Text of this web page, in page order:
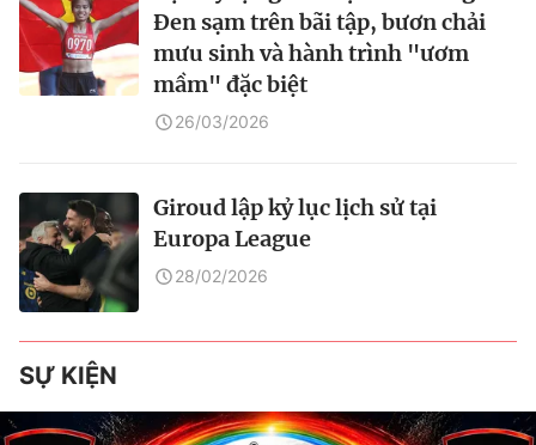
Đen sạm trên bãi tập, bươn chải
mưu sinh và hành trình "ươm
mầm" đặc biệt
26/03/2026
Giroud lập kỷ lục lịch sử tại
Europa League
28/02/2026
SỰ KIỆN